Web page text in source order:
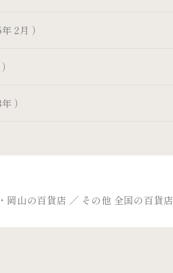
2月 ）
）
岡山の百貨店 ／ その他 全国の百貨店